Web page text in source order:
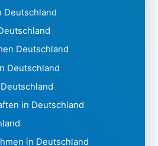
Deutschland
Deutschland
Deutschland
in Deutschland
in Deutschland